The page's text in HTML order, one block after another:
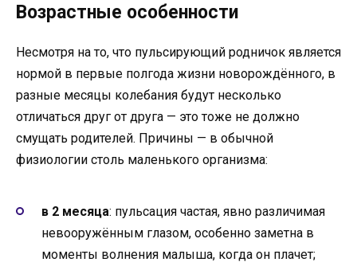
Возрастные особенности
Несмотря на то, что пульсирующий родничок является
нормой в первые полгода жизни новорождённого, в
разные месяцы колебания будут несколько
отличаться друг от друга — это тоже не должно
смущать родителей. Причины — в обычной
физиологии столь маленького организма:
в 2 месяца: пульсация частая, явно различимая
невооружённым глазом, особенно заметна в
моменты волнения малыша, когда он плачет;